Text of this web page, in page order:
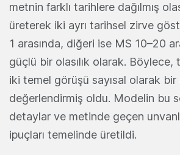
metnin farklı tarihlere dağılmış
üreterek iki ayrı tarihsel zirve
1 arasında, diğeri ise MS 10–20
güçlü bir olasılık olarak. Böylece,
iki temel görüşü sayısal olarak bir
değerlendirmiş oldu. Modelin bu
detaylar ve metinde geçen
ipuçları temelinde üretildi.